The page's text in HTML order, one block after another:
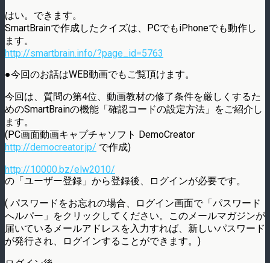
はい。できます。
SmartBrainで作成したクイズは、PCでもiPhoneでも動作し
ます。
http://smartbrain.info/?page_id=5763
●今回のお話はWEB動画でもご覧頂けます。
今回は、質問の第4位、動画教材の修了条件を厳しくするた
めのSmartBrainの機能「確認コードの設定方法」をご紹介し
ます。
(PC画面動画キャプチャソフト DemoCreator
http://democreator.jp/ で作成)
http://10000.bz/elw2010/
の「ユーザー登録」から登録後、ログインが必要です。
( パスワードをお忘れの場合、ログイン画面で「パスワード
へルパー」をクリックしてください。このメールマガジンが
届いているメールアドレスを入力すれば、新しいパスワード
が発行され、ログインすることができます。)